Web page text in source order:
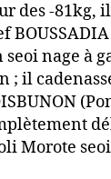
des -81kg,
nage à
; il
Morote